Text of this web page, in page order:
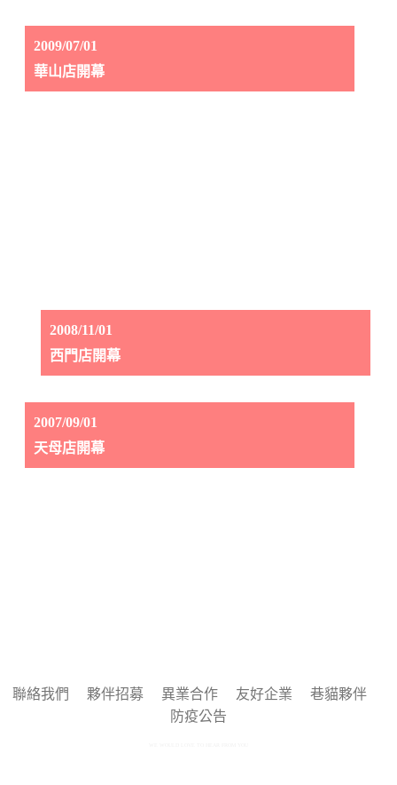
2009/07/01
華山店開幕
2008/11/01
西門店開幕
2007/09/01
天母店開幕
聯絡我們 夥伴招募 異業合作 友好企業
巷貓夥伴
防疫公告